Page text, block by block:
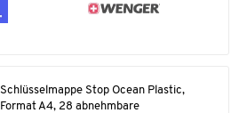
Schlüsselmappe Stop Ocean Plastic,
Format A4, 28 abnehmbare